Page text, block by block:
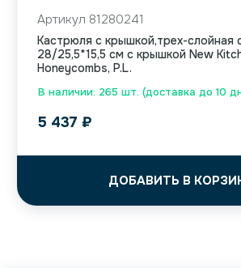
В наличии: 265 шт. (доставка до 10
Артикул 81280241
Кастрюля с крышкой,трех-слойная
28/25,5*15,5 см с крышкой New
Honeycombs, P.L.
5 437 ₽
ДОБАВИТЬ В